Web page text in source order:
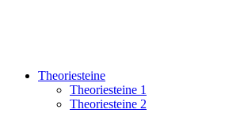
Theoriesteine
Theoriesteine 1
Theoriesteine 2